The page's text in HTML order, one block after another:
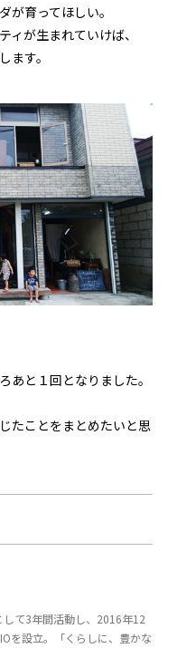
が育ってほしい。
ィが生まれていけば、
ます。
あと１回となりました。
たことをまとめたいと思
て3年間活動し、2016年12
を設立。「くらしに、豊かな